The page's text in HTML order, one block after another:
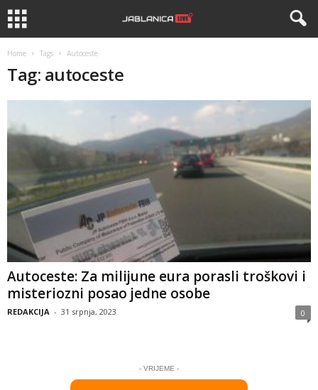
Home Tags Autoceste
Tag: autoceste
Autoceste: Za milijune eura porasli troškovi i
misteriozni posao jedne osobe
REDAKCIJA - 31 srpnja, 2023 0
- VRIJEME -